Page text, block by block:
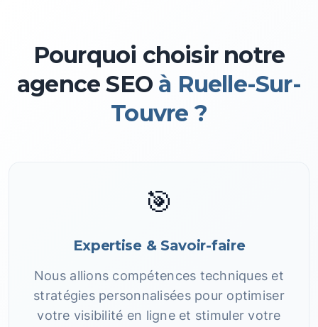
Pourquoi choisir notre
agence SEO à Ruelle-Sur-
Touvre ?
🎯
Expertise & Savoir-faire
Nous allions compétences techniques et
stratégies personnalisées pour optimiser
votre visibilité en ligne et stimuler votre